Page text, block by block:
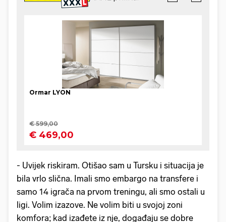
- Uvijek riskiram. Otišao sam u Tursku i situacija je
bila vrlo slična. Imali smo embargo na transfere i
samo 14 igrača na prvom treningu, ali smo ostali u
ligi. Volim izazove. Ne volim biti u svojoj zoni
komfora; kad izađete iz nje, događaju se dobre